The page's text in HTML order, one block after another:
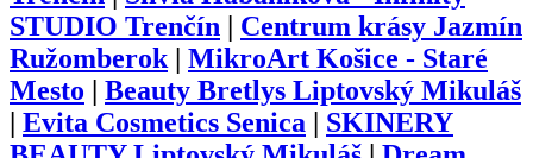
STUDIO Trenčín | Centrum krásy Jazmín
Ružomberok | MikroArt Košice - Staré
Mesto | Beauty Bretlys Liptovský Mikuláš
| Evita Cosmetics Senica | SKINERY